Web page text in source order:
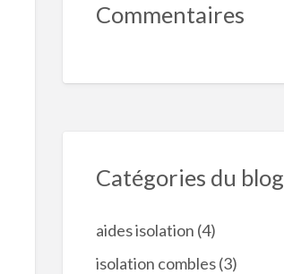
Commentaires
Catégories du blog
aides isolation (4)
isolation combles(3)